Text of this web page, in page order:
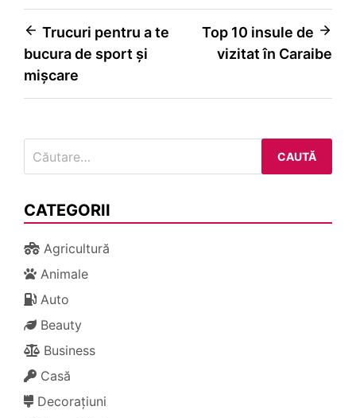
Navigare
în
articole
Trucuri pentru a te
bucura de sport și
mișcare
Top 10 insule de
vizitat în Caraibe
după:
CATEGORII
Agricultură
Animale
Auto
Beauty
Business
Casă
Decorațiuni